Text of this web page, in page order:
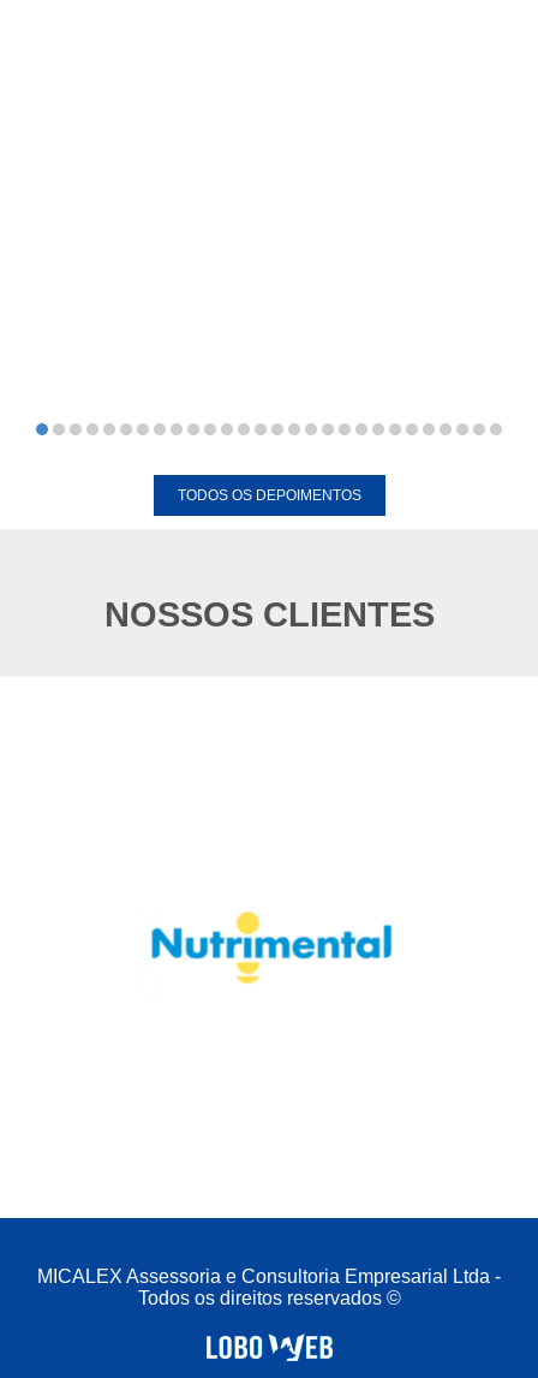
TODOS OS DEPOIMENTOS
NOSSOS CLIENTES
MICALEX Assessoria e Consultoria Empresarial Ltda -
Todos os direitos reservados ©